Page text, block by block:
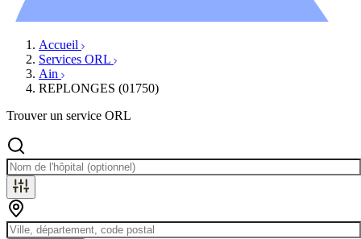
Accueil
Services ORL
Ain
REPLONGES (01750)
Trouver un service ORL